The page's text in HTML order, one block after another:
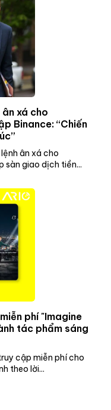
xá cho
Binance: “Chiến
ân xá cho
sàn giao dịch tiền...
phí "Imagine
tác phẩm sáng
cập miễn phí cho
theo lời...